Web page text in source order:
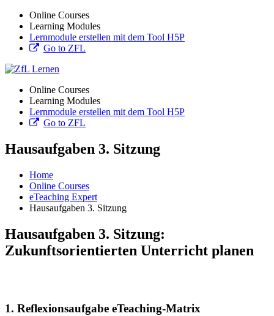
Online Courses
Learning Modules
Lernmodule erstellen mit dem Tool H5P
Go to ZFL
Online Courses
Learning Modules
Lernmodule erstellen mit dem Tool H5P
Go to ZFL
Hausaufgaben 3. Sitzung
Home
Online Courses
eTeaching Expert
Hausaufgaben 3. Sitzung
Hausaufgaben 3. Sitzung:
Zukunftsorientierten Unterricht planen
1. Reflexionsaufgabe eTeaching-Matrix